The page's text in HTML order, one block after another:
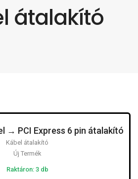
átalakító
→ PCI Express 6 pin átalakító
Kábel átalakító
Új Termék
Raktáron: 3 db